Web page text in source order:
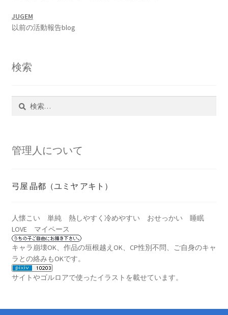
JUGEM
以前の活動報告blog
検索
管理人について
弓屋 晶都（ユミヤ アキト）
人懐こい 単純 熱しやすく冷めやすい おせっかい 睡眠
LOVE マイペース
キャラ崩壊OK、作品の垣根越えOK、CP性別不問、ご自身のキャ
ラとの絡みもOKです。
サイトやゴルロアで使ったイラストを載せています。